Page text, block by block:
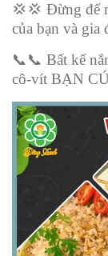
💢💢 Đừng để
của bạn và gia
📞📞 Bất kể
cô-vít BẠN